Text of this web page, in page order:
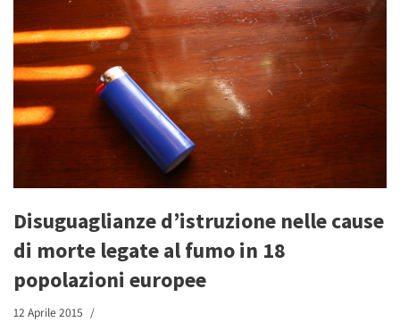
Disuguaglianze d’istruzione nelle cause
di morte legate al fumo in 18
popolazioni europee
12 Aprile 2015